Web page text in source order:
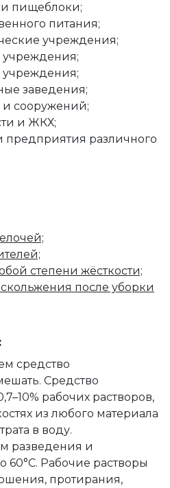
пищеблоки;
питания;
учреждения;
учреждения;
заведения;
и сооружений;
и ЖКХ;
различного
степени жёсткости;
после уборки
средство
Средство
рабочих растворов,
из любого материала
в воду.
разведения и
60°C. Рабочие растворы
протирания,